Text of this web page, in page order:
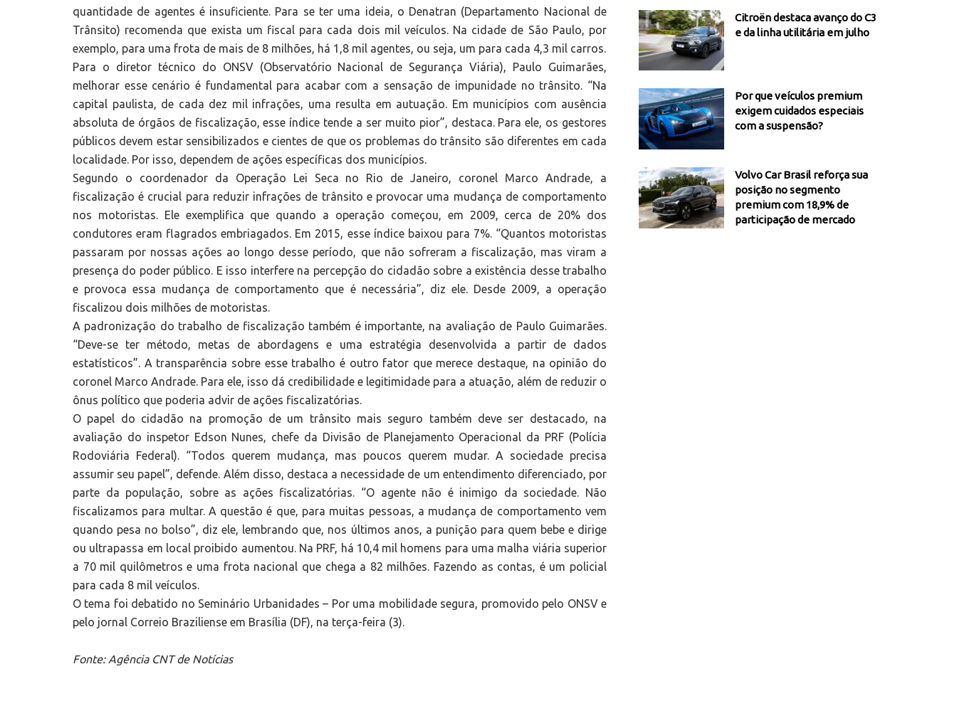
quantidade de agentes é insuficiente. Para se ter uma ideia, o Denatran (Departamento Nacional de
Trânsito) recomenda que exista um fiscal para cada dois mil veículos. Na cidade de São Paulo, por
exemplo, para uma frota de mais de 8 milhões, há 1,8 mil agentes, ou seja, um para cada 4,3 mil carros.
Para o diretor técnico do ONSV (Observatório Nacional de Segurança Viária), Paulo Guimarães,
melhorar esse cenário é fundamental para acabar com a sensação de impunidade no trânsito. “Na
capital paulista, de cada dez mil infrações, uma resulta em autuação. Em municípios com ausência
absoluta de órgãos de fiscalização, esse índice tende a ser muito pior”, destaca. Para ele, os gestores
públicos devem estar sensibilizados e cientes de que os problemas do trânsito são diferentes em cada
localidade. Por isso, dependem de ações específicas dos municípios.
Segundo o coordenador da Operação Lei Seca no Rio de Janeiro, coronel Marco Andrade, a
fiscalização é crucial para reduzir infrações de trânsito e provocar uma mudança de comportamento
nos motoristas. Ele exemplifica que quando a operação começou, em 2009, cerca de 20% dos
condutores eram flagrados embriagados. Em 2015, esse índice baixou para 7%. “Quantos motoristas
passaram por nossas ações ao longo desse período, que não sofreram a fiscalização, mas viram a
presença do poder público. E isso interfere na percepção do cidadão sobre a existência desse trabalho
e provoca essa mudança de comportamento que é necessária”, diz ele. Desde 2009, a operação
fiscalizou dois milhões de motoristas.
A padronização do trabalho de fiscalização também é importante, na avaliação de Paulo Guimarães.
“Deve-se ter método, metas de abordagens e uma estratégia desenvolvida a partir de dados
estatísticos”. A transparência sobre esse trabalho é outro fator que merece destaque, na opinião do
coronel Marco Andrade. Para ele, isso dá credibilidade e legitimidade para a atuação, além de reduzir o
ônus político que poderia advir de ações fiscalizatórias.
O papel do cidadão na promoção de um trânsito mais seguro também deve ser destacado, na
avaliação do inspetor Edson Nunes, chefe da Divisão de Planejamento Operacional da PRF (Polícia
Rodoviária Federal). “Todos querem mudança, mas poucos querem mudar. A sociedade precisa
assumir seu papel”, defende. Além disso, destaca a necessidade de um entendimento diferenciado, por
parte da população, sobre as ações fiscalizatórias. “O agente não é inimigo da sociedade. Não
fiscalizamos para multar. A questão é que, para muitas pessoas, a mudança de comportamento vem
quando pesa no bolso”, diz ele, lembrando que, nos últimos anos, a punição para quem bebe e dirige
ou ultrapassa em local proibido aumentou. Na PRF, há 10,4 mil homens para uma malha viária superior
a 70 mil quilômetros e uma frota nacional que chega a 82 milhões. Fazendo as contas, é um policial
para cada 8 mil veículos.
O tema foi debatido no Seminário Urbanidades – Por uma mobilidade segura, promovido pelo ONSV e
pelo jornal Correio Braziliense em Brasília (DF), na terça-feira (3).
Fonte: Agência CNT de Notícias
Citroën destaca avanço do C3
e da linha utilitária em julho
Por que veículos premium
exigem cuidados especiais
com a suspensão?
Volvo Car Brasil reforça sua
posição no segmento
premium com 18,9% de
participação de mercado